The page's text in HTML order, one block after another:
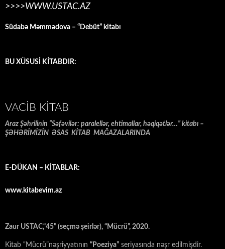
>>>>WWW.USTAC.AZ
Südabə Məmmədova – “Debüt” kitabı
BU XÜSUSİ KİTABDIR:
VACIB KITAB
Araz Şəhrilinin “Səfəvilər: paralellər, ehtimallar, həqiqətlər…” kitabı –
ŞƏHƏRİMİZİN ƏSAS KİTAB MAĞAZALARINDA
E-DÜKAN – KİTABLAR:
www.kitabevim.az
Zaur USTAC,“45” (seçmə şeirlər), “Mücrü”, 2020.
Kitab “Mücrü”nəşriyyatının “Poeziya” seriyasında nəşr edilmişdir.